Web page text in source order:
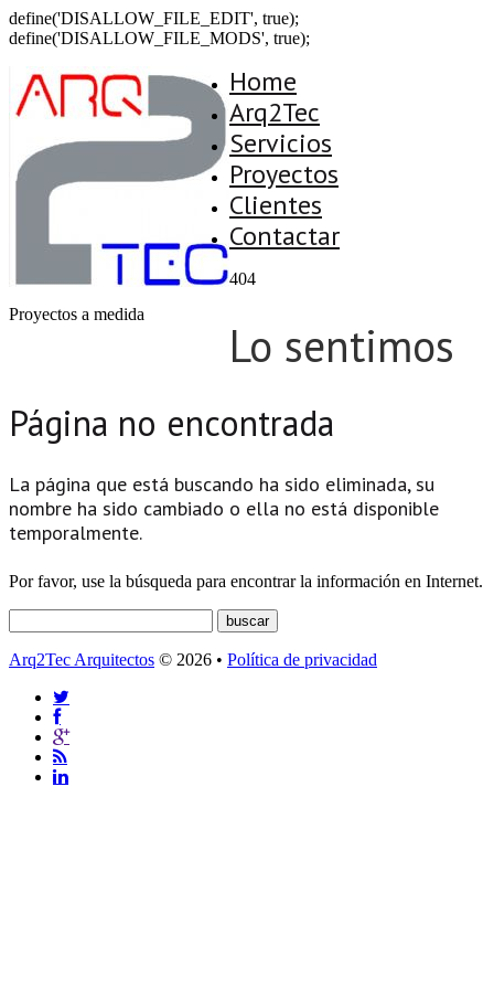
define('DISALLOW_FILE_EDIT', true);
define('DISALLOW_FILE_MODS', true);
Proyectos a medida
Home
Arq2Tec
Servicios
Proyectos
Clientes
Contactar
404
Lo sentimos
Página no encontrada
La página que está buscando ha sido eliminada, su
nombre ha sido cambiado o ella no está disponible
temporalmente.
Por favor, use la búsqueda para encontrar la información en Internet.
Arq2Tec Arquitectos © 2026 • Política de privacidad